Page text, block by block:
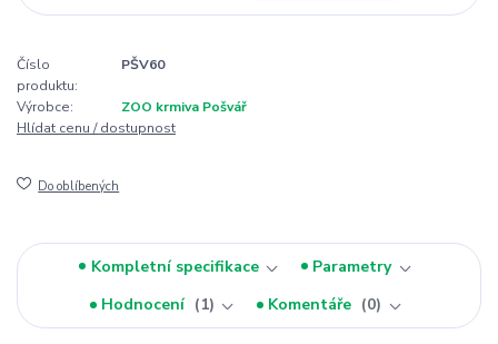
Číslo
produktu:
PŠV60
Výrobce:
ZOO krmiva Pošvář
Hlídat cenu / dostupnost
Do oblíbených
Kompletní specifikace
Parametry
Hodnocení
1 Komentáře 0